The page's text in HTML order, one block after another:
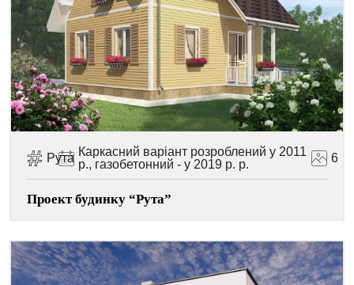
Рута Каркасний варіант розроблений у 2011
р., газобетонний - у 2019 р. р.
6
Проект будинку “Рута”